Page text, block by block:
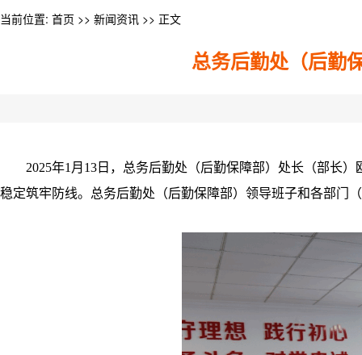
当前位置: 首页 >> 新闻资讯 >> 正文
总务后勤处（后勤
2025年1月13日，总务后勤处（后勤保障部）处长（部长
稳定筑牢防线。总务后勤处（后勤保障部）领导班子和各部门